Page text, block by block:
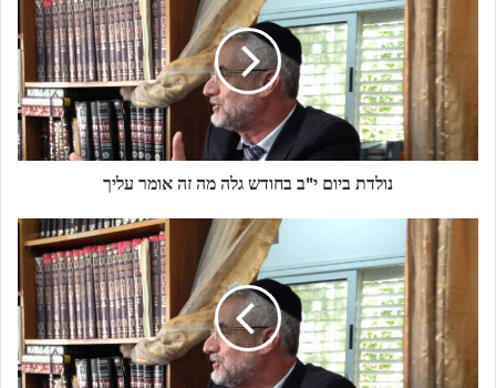
נולדת ביום י"ב בחודש גלה מה זה אומר עליך